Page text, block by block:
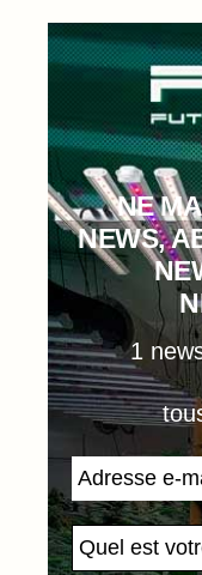
NE
NEWS,
1